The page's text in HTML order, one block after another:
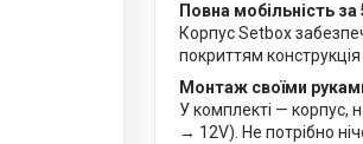
Повна мобільність за
Корпус Setbox
покриттям
Монтаж своїми
У комплекті — корпус,
→ 12V). Не потрібно